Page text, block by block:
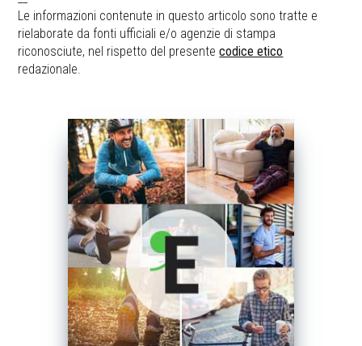
Le informazioni contenute in questo articolo sono tratte e
rielaborate da fonti ufficiali e/o agenzie di stampa
riconosciute, nel rispetto del presentecodice etico
redazionale.